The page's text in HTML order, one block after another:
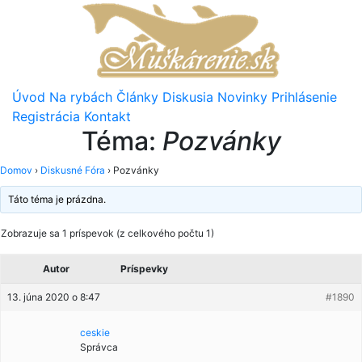
Úvod Na rybách Články Diskusia Novinky Prihlásenie
Registrácia Kontakt
Téma: Pozvánky
Domov › Diskusné Fóra › Pozvánky
Táto téma je prázdna.
Zobrazuje sa 1 príspevok (z celkového počtu 1)
Autor Príspevky
13. júna 2020 o 8:47 #1890
ceskie
Správca